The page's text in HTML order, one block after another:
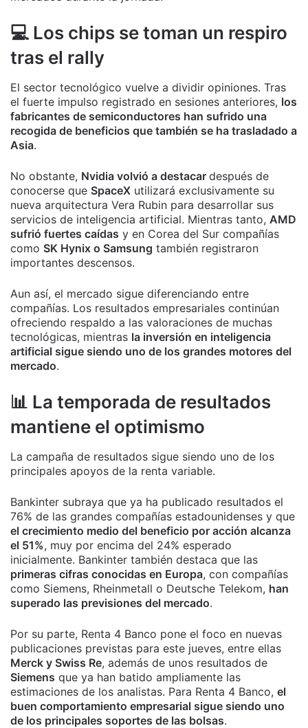
💻 Los chips se toman un respiro
tras el rally
El sector tecnológico vuelve a dividir opiniones. Tras
el fuerte impulso registrado en sesiones anteriores, los
fabricantes de semiconductores han sufrido una
recogida de beneficios que también se ha trasladado a
Asia.
No obstante, Nvidia volvió a destacar después de
conocerse que SpaceX utilizará exclusivamente su
nueva arquitectura Vera Rubin para desarrollar sus
servicios de inteligencia artificial. Mientras tanto, AMD
sufrió fuertes caídas y en Corea del Sur compañías
como SK Hynix o Samsung también registraron
importantes descensos.
Aun así, el mercado sigue diferenciando entre
compañías. Los resultados empresariales continúan
ofreciendo respaldo a las valoraciones de muchas
tecnológicas, mientras la inversión en inteligencia
artificial sigue siendo uno de los grandes motores del
mercado.
📊 La temporada de resultados
mantiene el optimismo
La campaña de resultados sigue siendo uno de los
principales apoyos de la renta variable.
Bankinter subraya que ya ha publicado resultados el
76% de las grandes compañías estadounidenses y que
el crecimiento medio del beneficio por acción alcanza
el 51%, muy por encima del 24% esperado
inicialmente. Bankinter también destaca que las
primeras cifras conocidas en Europa, con compañías
como Siemens, Rheinmetall o Deutsche Telekom, han
superado las previsiones del mercado.
Por su parte, Renta 4 Banco pone el foco en nuevas
publicaciones previstas para este jueves, entre ellas
Merck y Swiss Re, además de unos resultados de
Siemens que ya han batido ampliamente las
estimaciones de los analistas. Para Renta 4 Banco, el
buen comportamiento empresarial sigue siendo uno
de los principales soportes de las bolsas.